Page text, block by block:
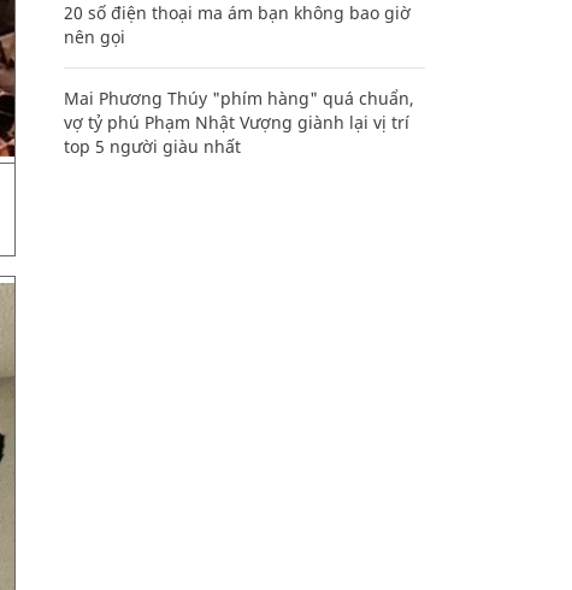
20 số điện thoại ma ám bạn không bao giờ
nên gọi
Mai Phương Thúy "phím hàng" quá chuẩn,
vợ tỷ phú Phạm Nhật Vượng giành lại vị trí
top 5 người giàu nhất